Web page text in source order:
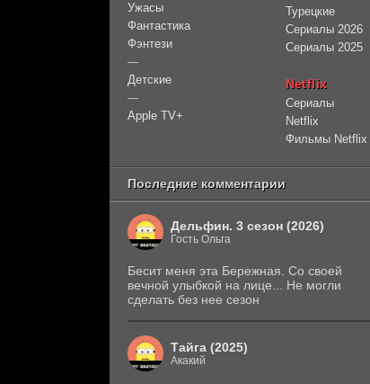
Ужасы
Фантастика
Фэнтези
—
Детские
—
Apple TV+
Турецкие
Сериалы 2026
Сериалы 2025
Netflix
Сериалы
Netflix
Фильмы Netflix
Последние комментарии
Дельфин. 3 сезон (2026)
Гость Ольга
Бесит меня эта Бережная. Со своей
вечной улыбкой на лице... Не могли
сделать без нее сезон
Тайга (2025)
Акакий